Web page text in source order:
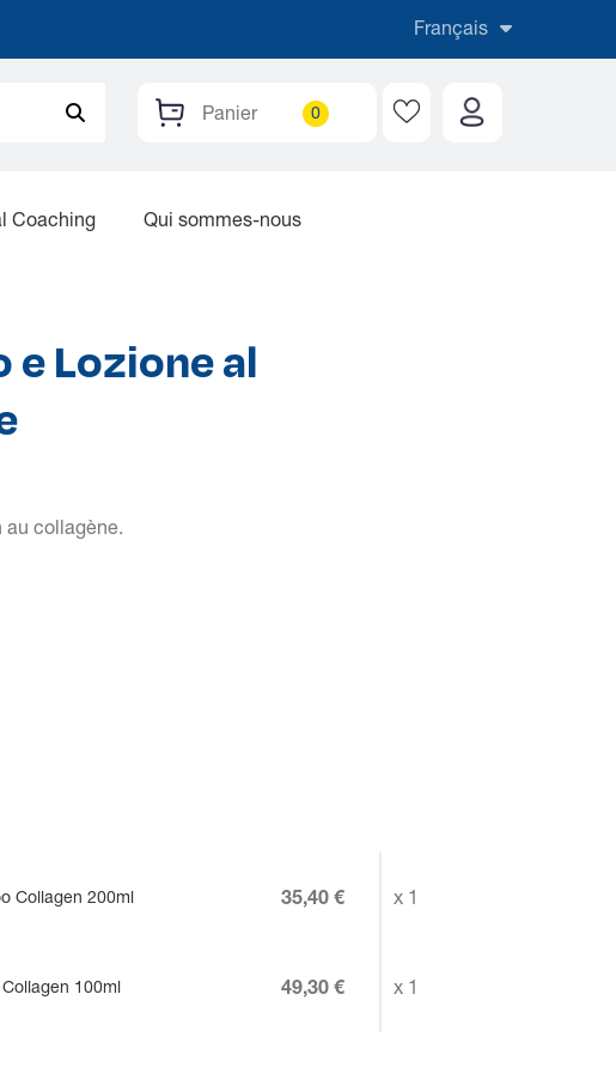
Français
Panier
Coaching Qui sommes-nous
e Lozione al
au collagène.
Collagen 200ml 35,40 € x 1
100ml 49,30 € x 1